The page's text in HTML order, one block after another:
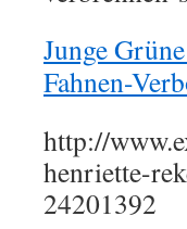
Junge
Fahnen-
http://
henriette-
24201392